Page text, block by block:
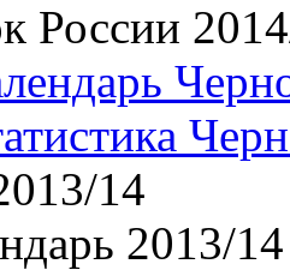
России
14
2013/14